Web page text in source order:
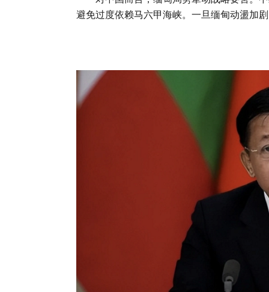
避免过度依赖马六甲海峡。一旦缅甸动盪加